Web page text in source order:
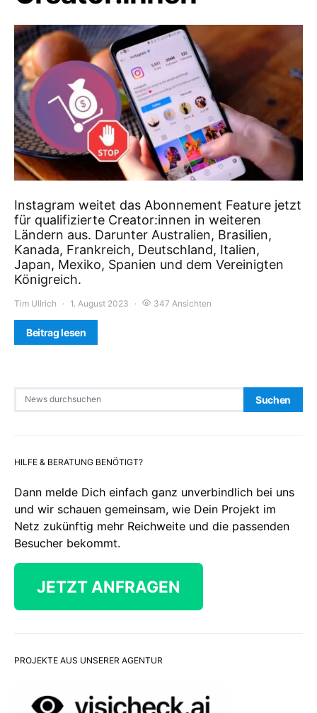
Instagram weitet das Abonnement Feature jetzt
für qualifizierte Creator:innen in weiteren
Ländern aus. Darunter Australien, Brasilien,
Kanada, Frankreich, Deutschland, Italien,
Japan, Mexiko, Spanien und dem Vereinigten
Königreich.
Tim Ullrich 1. August 2023 347 Ansichten
Beitrag lesen
Suchen
HILFE & BERATUNG BENÖTIGT?
Dann melde Dich einfach ganz unverbindlich bei uns
und wir schauen gemeinsam, wie Dein Projekt im
Netz zukünftig mehr Reichweite und die passenden
Besucher bekommt.
JETZT ANFRAGEN
PROJEKTE AUS UNSERER AGENTUR